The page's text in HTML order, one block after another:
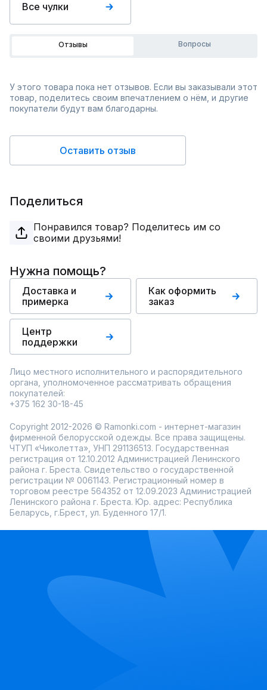
Все чулки
Отзывы Вопросы
У этого товара пока нет отзывов. Если вы заказывали этот
товар, поделитесь своим впечатлением о нём, и другие
покупатели будут вам благодарны.
Оставить отзыв
Поделиться
Понравился товар? Поделитесь им со
своими друзьями!
Нужна помощь?
Доставка и
примерка
Как оформить
заказ
Центр
поддержки
Лицо местного исполнительного и распорядительного
органа, уполномоченное рассматривать обращения
покупателей:
+375 162 30-18-45
Copyright 2012-2026 © Ramonki.com - интернет-магазин
фирменной белорусской одежды. Все права защищены.
ЧТУП «Чиколетта», УНП 291136513. Государственная
регистрация от 12.10.2012 Администрацией Ленинского
района г. Бреста. Свидетельство о государственной
регистрации № 0061143. Регистрационный номер в
торговом реестре 564352 от 12.09.2023 Администрацией
Ленинского района г. Бреста. Юр. адрес: Республика
Беларусь, г.Брест, ул. Буденного 17/1.